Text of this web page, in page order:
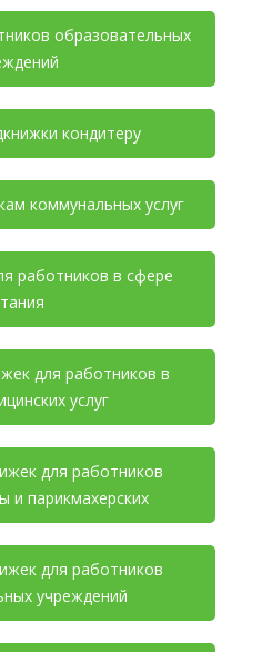
образовательных
кондитеру
коммунальных услуг
работников в сфере
для работников в
услуг
для работников
и парикмахерских
для работников
учреждений